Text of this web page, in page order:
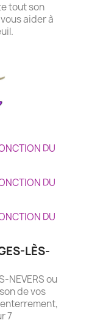
tout son
aider à
DU
DU
DU
LÈS-
NEVERS ou
de vos
7